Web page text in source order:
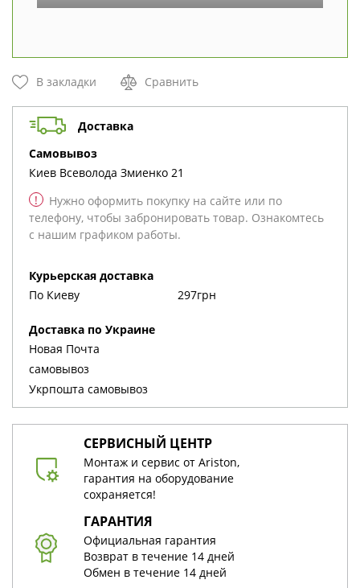
В закладки Сравнить
Доставка
cамовывоз
Киев Всеволода Змиенко 21
!
Нужно оформить покупку на сайте или по
телефону, чтобы забронировать товар. Ознакомтесь
с нашим графиком работы.
Курьерская доставка
По Киеву
297грн
Доставка по Украине
Новая Почта
cамовывоз
Укрпошта cамовывоз
СЕРВИСНЫЙ ЦЕНТР
Монтаж и сервис от Ariston,
гарантия на оборудование
сохраняется!
ГАРАНТИЯ
Официальная гарантия
Возврат в течение 14 дней
Обмен в течение 14 дней